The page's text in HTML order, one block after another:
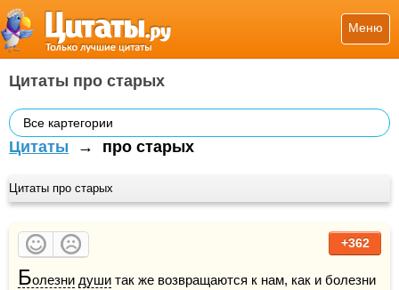
Меню
Цитаты про старых
Все картегории
Цитаты → про старых
Цитаты про старых
+362
Болезни души